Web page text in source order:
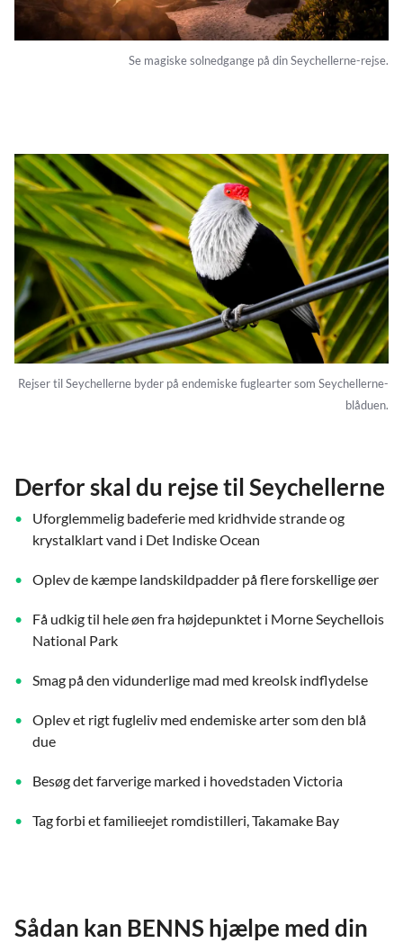
Se magiske solnedgange på din Seychellerne-rejse.
Rejser til Seychellerne byder på endemiske fuglearter som Seychellerne-
blåduen.
Derfor skal du rejse til Seychellerne
Uforglemmelig badeferie med kridhvide strande og
krystalklart vand i Det Indiske Ocean
Oplev de kæmpe landskildpadder på flere forskellige øer
Få udkig til hele øen fra højdepunktet i Morne Seychellois
National Park
Smag på den vidunderlige mad med kreolsk indflydelse
Oplev et rigt fugleliv med endemiske arter som den blå
due
Besøg det farverige marked i hovedstaden Victoria
Tag forbi et familieejet romdistilleri, Takamake Bay
Sådan kan BENNS hjælpe med din